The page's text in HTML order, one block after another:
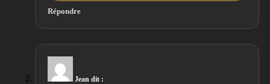
Répondre
Jean dit :